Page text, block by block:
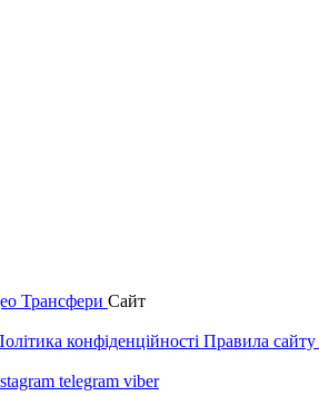
Трансфери Сайт
конфіденційності Правила сайту
telegram viber